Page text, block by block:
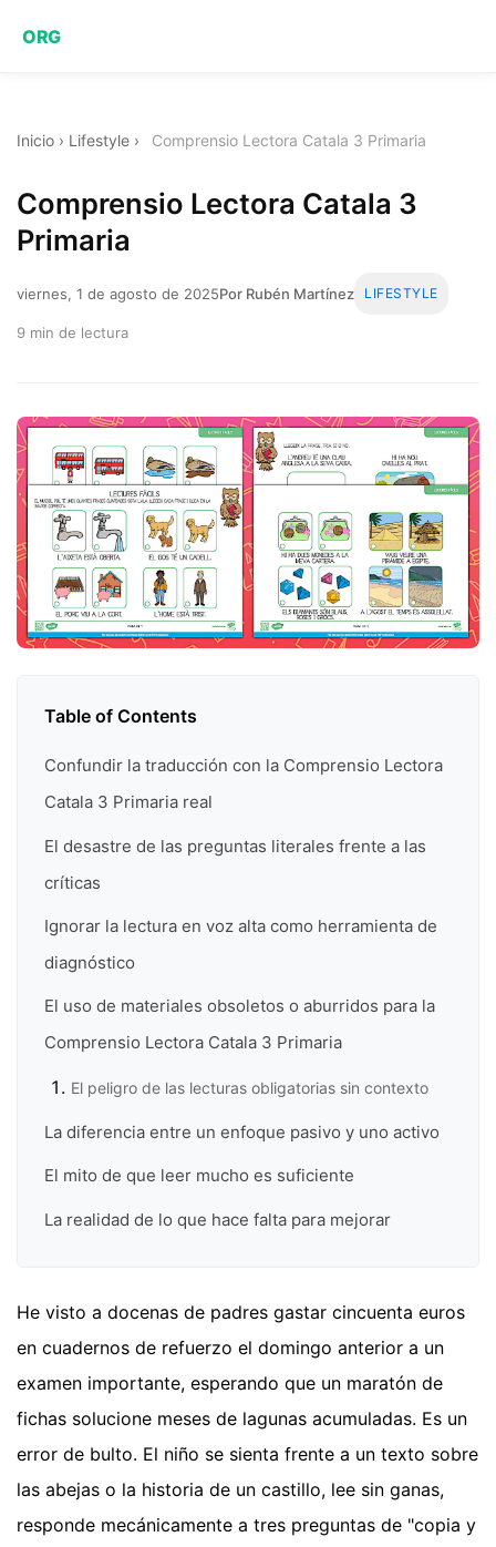
ORG
Inicio › Lifestyle › Comprensio Lectora Catala 3 Primaria
Comprensio Lectora Catala 3
Primaria
viernes, 1 de agosto de 2025Por Rubén Martínez LIFESTYLE
9 min de lectura
Table of Contents
Confundir la traducción con la Comprensio Lectora
Catala 3 Primaria real
El desastre de las preguntas literales frente a las
críticas
Ignorar la lectura en voz alta como herramienta de
diagnóstico
El uso de materiales obsoletos o aburridos para la
Comprensio Lectora Catala 3 Primaria
El peligro de las lecturas obligatorias sin contexto
La diferencia entre un enfoque pasivo y uno activo
El mito de que leer mucho es suficiente
La realidad de lo que hace falta para mejorar
He visto a docenas de padres gastar cincuenta euros
en cuadernos de refuerzo el domingo anterior a un
examen importante, esperando que un maratón de
fichas solucione meses de lagunas acumuladas. Es un
error de bulto. El niño se sienta frente a un texto sobre
las abejas o la historia de un castillo, lee sin ganas,
responde mecánicamente a tres preguntas de "copia y